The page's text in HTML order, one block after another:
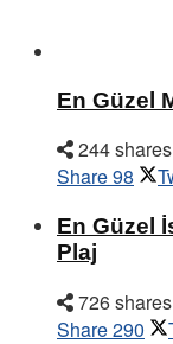
En Güzel
244 shares
Share98
En Güzel
Plaj
726 shares
Share290